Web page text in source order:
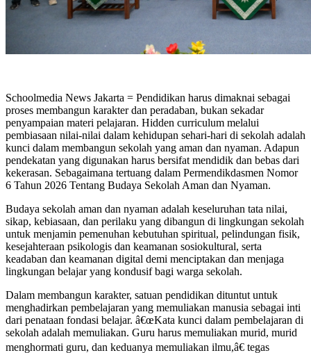
Schoolmedia News Jakarta = Pendidikan harus dimaknai sebagai
proses membangun karakter dan peradaban, bukan sekadar
penyampaian materi pelajaran. Hidden curriculum melalui
pembiasaan nilai-nilai dalam kehidupan sehari-hari di sekolah adalah
kunci dalam membangun sekolah yang aman dan nyaman. Adapun
pendekatan yang digunakan harus bersifat mendidik dan bebas dari
kekerasan. Sebagaimana tertuang dalam Permendikdasmen Nomor
6 Tahun 2026 Tentang Budaya Sekolah Aman dan Nyaman.
Budaya sekolah aman dan nyaman adalah keseluruhan tata nilai,
sikap, kebiasaan, dan perilaku yang dibangun di lingkungan sekolah
untuk menjamin pemenuhan kebutuhan spiritual, pelindungan fisik,
kesejahteraan psikologis dan keamanan sosiokultural, serta
keadaban dan keamanan digital demi menciptakan dan menjaga
lingkungan belajar yang kondusif bagi warga sekolah.
Dalam membangun karakter, satuan pendidikan dituntut untuk
menghadirkan pembelajaran yang memuliakan manusia sebagai inti
dari penataan fondasi belajar. â€œKata kunci dalam pembelajaran di
sekolah adalah memuliakan. Guru harus memuliakan murid, murid
menghormati guru, dan keduanya memuliakan ilmu,â€ tegas